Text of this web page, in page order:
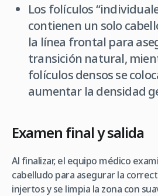
Los folículos
contienen un solo
la línea frontal para
transición natural,
folículos densos se
aumentar la densidad
Examen final y salida
Al finalizar, el equipo médico
cabelludo para asegurar la
injertos y se limpia la zona con